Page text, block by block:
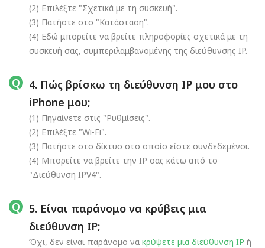
(2) Επιλέξτε "Σχετικά με τη συσκευή".
(3) Πατήστε στο "Κατάσταση".
(4) Εδώ μπορείτε να βρείτε πληροφορίες σχετικά με τη
συσκευή σας, συμπεριλαμβανομένης της διεύθυνσης IP.
4. Πώς βρίσκω τη διεύθυνση IP μου στο
iPhone μου;
(1) Πηγαίνετε στις "Ρυθμίσεις".
(2) Επιλέξτε "Wi-Fi".
(3) Πατήστε στο δίκτυο στο οποίο είστε συνδεδεμένοι.
(4) Μπορείτε να βρείτε την IP σας κάτω από το
"Διεύθυνση IPV4".
5. Είναι παράνομο να κρύβεις μια
διεύθυνση IP;
Όχι, δεν είναι παράνομο να κρύψετε μια διεύθυνση IP ή